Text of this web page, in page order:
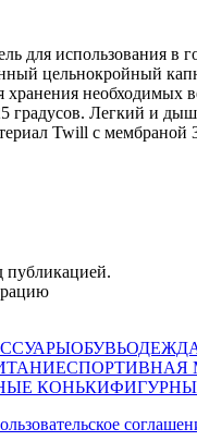
для использования
цельнокройный
необходимых
градусов. Легкий и
Twill с
публикацией.
ОБУВЬ
СПОРТИВНАЯ
КОНЬКИ